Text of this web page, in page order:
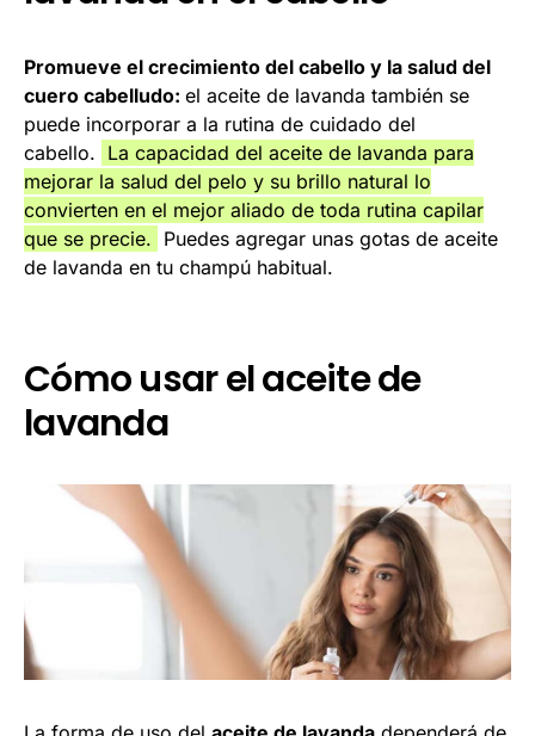
Promueve el crecimiento del cabello y la salud del
cuero cabelludo: el aceite de lavanda también se
puede incorporar a la rutina de cuidado del
cabello. La capacidad del aceite de lavanda para
mejorar la salud del pelo y su brillo natural lo
convierten en el mejor aliado de toda rutina capilar
que se precie. Puedes agregar unas gotas de aceite
de lavanda en tu champú habitual.
Cómo usar el aceite de
lavanda